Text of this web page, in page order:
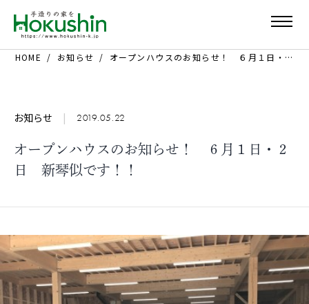
HOME お知らせ オープンハウスのお知らせ！ ６月１日・２日 新琴似です！！
お知らせ | 2019.05.22
オープンハウスのお知らせ！ ６月１日・２
日 新琴似です！！